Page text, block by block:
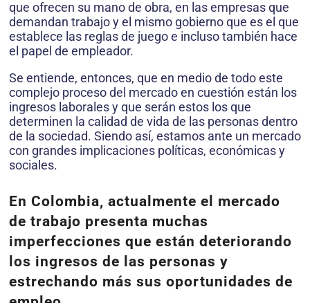
que ofrecen su mano de obra, en las empresas que
demandan trabajo y el mismo gobierno que es el que
establece las reglas de juego e incluso también hace
el papel de empleador.
Se entiende, entonces, que en medio de todo este
complejo proceso del mercado en cuestión están los
ingresos laborales y que serán estos los que
determinen la calidad de vida de las personas dentro
de la sociedad. Siendo así, estamos ante un mercado
con grandes implicaciones políticas, económicas y
sociales.
En Colombia, actualmente el mercado
de trabajo presenta muchas
imperfecciones que están deteriorando
los ingresos de las personas y
estrechando más sus oportunidades de